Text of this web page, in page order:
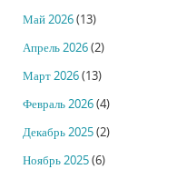
Май 2026(13)
Апрель 2026(2)
Март 2026(13)
Февраль 2026(4)
Декабрь 2025(2)
Ноябрь 2025(6)